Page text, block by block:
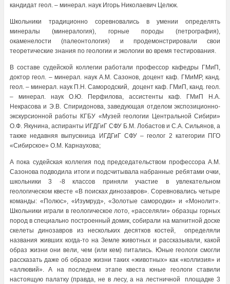
кандидат геол. – минерал. наук Игорь Николаевич Целюк.
Школьники традиционно соревновались в умении определять
минералы (минералогия), горные породы (петрография),
окаменелости (палеонтология) и продемонстрировали свои
теоретические знания по геологии и экологии во время тестирования.
В составе судейской коллегии работали профессор кафедры ГМиП,
доктор геол. – минерал. наук А.М. Сазонов, доцент каф. ГМиМР, канд.
геол. – минерал. наук П.Н. Самородский, доцент каф. ГМиП, канд. геол.
– минерал. наук О.Ю. Перфилова, ассистенты каф. ГМиП Н.А.
Некрасова и Э.В. Спиридонова, заведующая отделом экспозиционно-
экскурсионной работы КГБУ «Музей геологии Центральной Сибири»
О.Ф. Якунина, аспиранты ИГДГиГ СФУ Б.М. Лобастов и С.А. Сильянов, а
также недавняя выпускница ИГДГиГ СФУ – геолог 2 категории ПГО
«Сибирское» О.М. Карнаухова;
А пока судейская коллегия под председательством профессора А.М.
Сазонова подводила итоги и подсчитывала набранные ребятами очки,
школьники 3 -8 классов приняли участие в увлекательном
геологическом квесте «В поисках динозавров». Соревновались четыре
команды: «Полюс», «Изумруд», «Золотые самородки» и «Монолит».
Школьники играли в геологическое лото, «расселяли» образцы горных
пород в специально построенный домик, собирали на магнитной доске
скелеты динозавров из нескольких десятков костей, определяли
названия живших когда-то на Земле животных и рассказывали, какой
образ жизни они вели, чем (или кем) питались. Юные геологи смогли
рассказать даже об образе жизни таких «животных» как «коллизия» и
«аллювий». А на последнем этапе квеста юные геологи ставили
настоящую палатку (правда, не в лесу, а на лестничной площадке 3